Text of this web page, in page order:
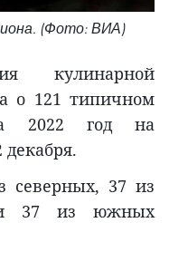
(Фото: ВИА)
кулинарной
о 121 типичном
2022 год на
северных, 37 из
и 37 из южных